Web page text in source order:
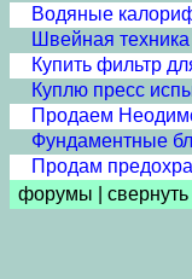
Водяные
Швейная
Купить фильтр
Куплю пресс
Продаем
Фундаментные
Продам
форумы